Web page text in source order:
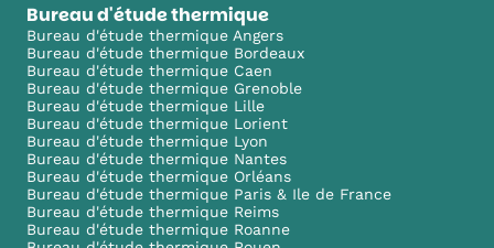
Bureau d'étude thermique
Bureau d'étude thermique Angers
Bureau d'étude thermique Bordeaux
Bureau d'étude thermique Caen
Bureau d'étude thermique Grenoble
Bureau d'étude thermique Lille
Bureau d'étude thermique Lorient
Bureau d'étude thermique Lyon
Bureau d'étude thermique Nantes
Bureau d'étude thermique Orléans
Bureau d'étude thermique Paris & Ile de France
Bureau d'étude thermique Reims
Bureau d'étude thermique Roanne